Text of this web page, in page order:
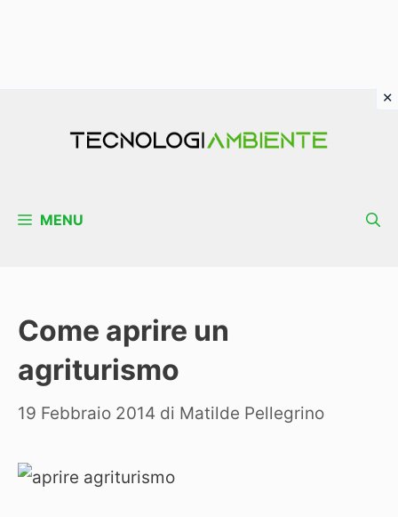
MENU
Come aprire un
agriturismo
19 Febbraio 2014 di Matilde Pellegrino